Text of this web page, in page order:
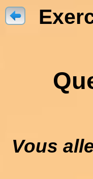
Vous